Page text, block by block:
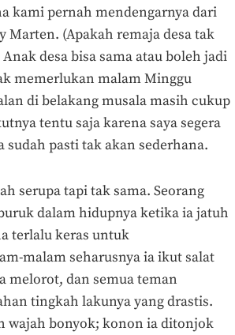
kami pernah mendengarnya dari
Marten. (Apakah remaja desa tak
desa bisa sama atau boleh jadi
memerlukan malam Minggu
di belakang musala masih cukup
tentu saja karena saya segera
pasti tak akan sederhana.
serupa tapi tak sama. Seorang
dalam hidupnya ketika ia jatuh
terlalu keras untuk
malam seharusnya ia ikut salat
melorot, dan semua teman
tingkah lakunya yang drastis.
wajah bonyok; konon ia ditonjok